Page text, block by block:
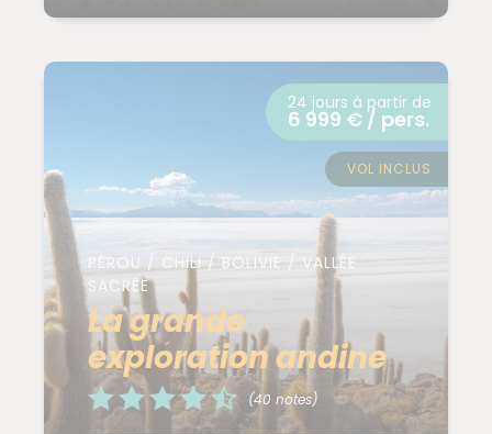
PÉROU / CHILI / BOLIVIE / VALLÉE
SACRÉE
La grande
exploration andine
(40 notes)
24 jours à partir de
6 999 € / pers.
VOL INCLUS